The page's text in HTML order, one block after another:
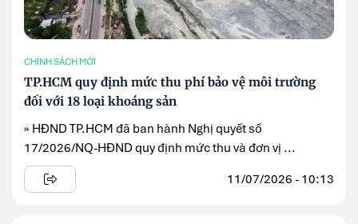
CHÍNH SÁCH MỚI
TP.HCM quy định mức thu phí bảo vệ môi trường
đối với 18 loại khoáng sản
» HĐND TP.HCM đã ban hành Nghị quyết số
17/2026/NQ-HĐND quy định mức thu và đơn vị ...
11/07/2026 - 10:13